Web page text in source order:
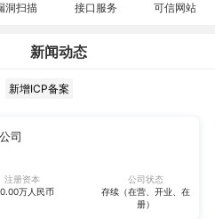
洞扫描 接口服务 可信网站
新闻动态
新增ICP备案
司
注册资本
万人民币
公司状态
存续（在营、开业、在
册）